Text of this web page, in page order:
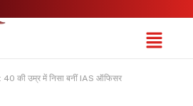
40 की उम्र में निसा बनीं IAS ऑफिसर